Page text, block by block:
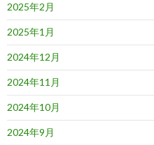
2025年2月
2025年1月
2024年12月
2024年11月
2024年10月
2024年9月